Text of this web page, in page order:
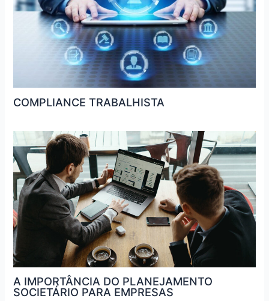
COMPLIANCE TRABALHISTA
A IMPORTÂNCIA DO PLANEJAMENTO
SOCIETÁRIO PARA EMPRESAS